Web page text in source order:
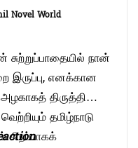
Novel World
நான்
இருப்பு, எனக்கான
திருத்தி
தமிழ்நாடு
சிறப்பாகக்